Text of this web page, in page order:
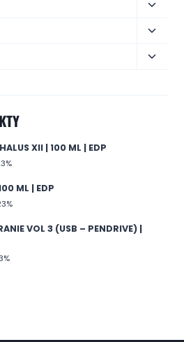
XII | 100 ML | EDP
ML | EDP
VOL 3 (USB – PENDRIVE) |